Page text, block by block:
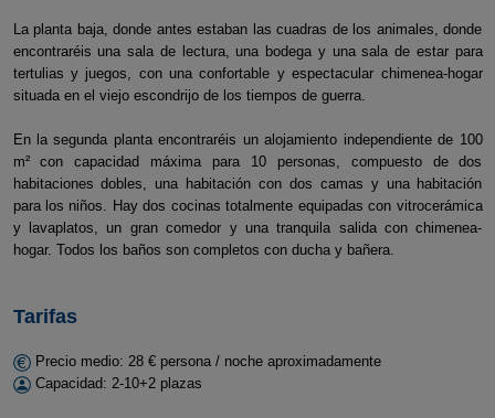
La planta baja, donde antes estaban las cuadras de los animales, donde
encontraréis una sala de lectura, una bodega y una sala de estar para
tertulias y juegos, con una confortable y espectacular chimenea-hogar
situada en el viejo escondrijo de los tiempos de guerra.
En la segunda planta encontraréis un alojamiento independiente de 100
m² con capacidad máxima para 10 personas, compuesto de dos
habitaciones dobles, una habitación con dos camas y una habitación
para los niños. Hay dos cocinas totalmente equipadas con vitrocerámica
y lavaplatos, un gran comedor y una tranquila salida con chimenea-
hogar. Todos los baños son completos con ducha y bañera.
Tarifas
Precio medio: 28 € persona / noche aproximadamente
Capacidad: 2-10+2 plazas